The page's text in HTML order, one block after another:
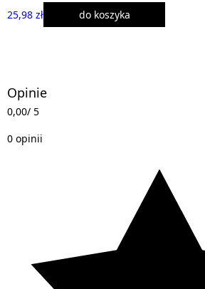
25,98 zł do koszyka
Opinie
0,00/ 5
0 opinii